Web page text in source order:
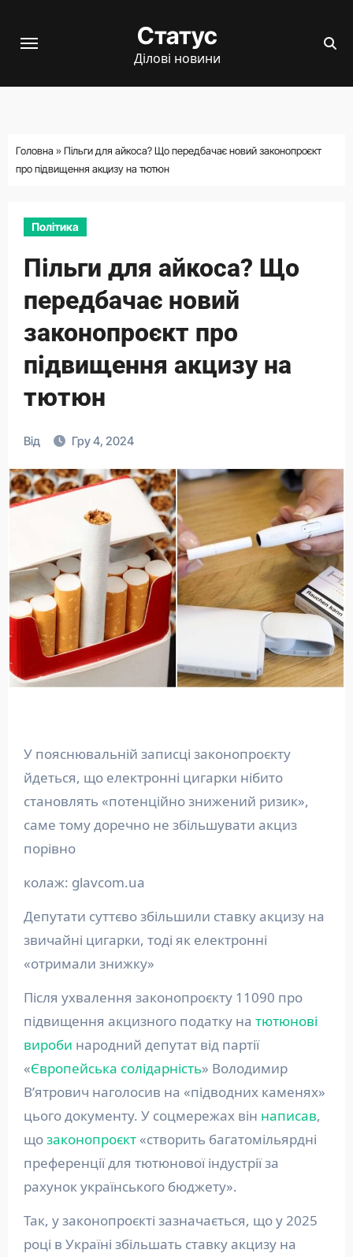
Статус
Ділові новини
Головна » Пільги для айкоса? Що передбачає новий законопроєкт
про підвищення акцизу на тютюн
Політика
Пільги для айкоса? Що
передбачає новий
законопроєкт про
підвищення акцизу на
тютюн
Від Гру 4, 2024
У пояснювальній записці законопроєкту
йдеться, що електронні цигарки нібито
становлять «потенційно знижений ризик»,
саме тому доречно не збільшувати акциз
порівно
колаж: glavcom.ua
Депутати суттєво збільшили ставку акцизу на
звичайні цигарки, тоді як електронні
«отримали знижку»
Після ухвалення законопроєкту 11090 про
підвищення акцизного податку на тютюнові
вироби народний депутат від партії
«Європейська солідарність» Володимир
Вʼятрович наголосив на «підводних каменях»
цього документу. У соцмережах він написав,
щозаконопроєкт«створить багатомільярдні
преференції для тютюнової індустрії за
рахунок українського бюджету».
Так, у законопроєкті зазначається, що у 2025
році в Україні збільшать ставку акцизу на